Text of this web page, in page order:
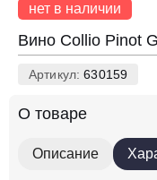
нет в наличии
Вино Collio Pinot
Артикул:630159
О товаре
Описание